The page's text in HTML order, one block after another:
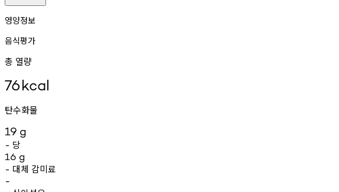
영양정보
음식평가
총 열량
76kcal
탄수화물
19 g
- 당
16 g
- 대체 감미료
-